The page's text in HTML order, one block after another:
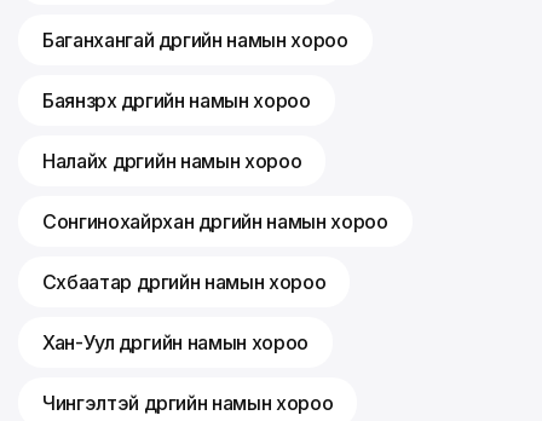
Баганхангай дүүргийн намын хороо
Баянзүрх дүүргийн намын хороо
Налайх дүүргийн намын хороо
Сонгинохайрхан дүүргийн намын хороо
Сүхбаатар дүүргийн намын хороо
Хан-Уул дүүргийн намын хороо
Чингэлтэй дүүргийн намын хороо